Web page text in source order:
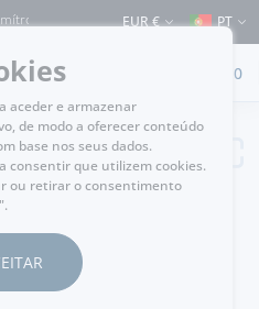
⚠️ Envios para Portugal e para o
EUR € PT
0
aceder e armazenar
de modo a oferecer conteúdo
base nos seus dados.
consentir que utilizem cookies.
ou retirar o consentimento